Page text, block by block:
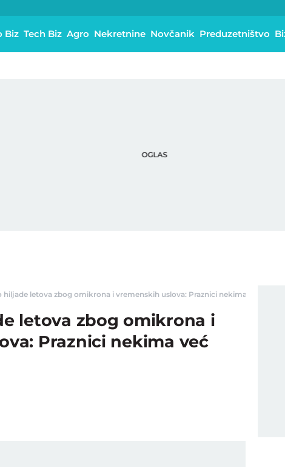
Biz Tech Biz Agro Nekretnine Novčanik Preduzetništvo
letova zbog omikrona i vremenskih uslova: Praznici nekima već
letova zbog omikrona i
Praznici nekima već